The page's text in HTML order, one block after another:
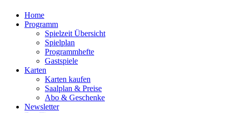
Home
Programm
Spielzeit Übersicht
Spielplan
Programmhefte
Gastspiele
Karten
Karten kaufen
Saalplan & Preise
Abo & Geschenke
Newsletter